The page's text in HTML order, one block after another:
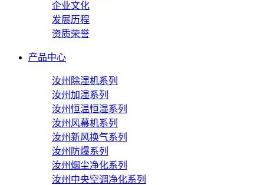
企业文化
发展历程
资质荣誉
产品中心
汝州除湿机系列
汝州加湿系列
汝州恒温恒湿系列
汝州风幕机系列
汝州新风换气系列
汝州防爆系列
汝州烟尘净化系列
汝州中央空调净化系列